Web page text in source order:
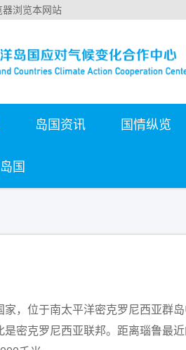
浏览本网站
岛国资讯 国情纵览
国
家，位于南太平洋密克罗尼西亚群
是密克罗尼西亚联邦。距离瑙鲁最